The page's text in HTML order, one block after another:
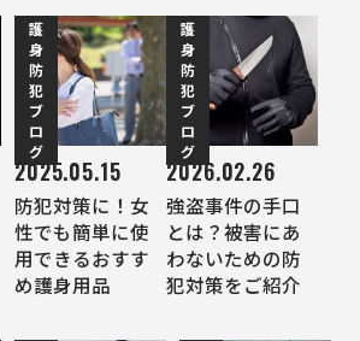
護
身
防
犯
ブ
ロ
グ
2025.05.15
防犯対策に！女
性でも簡単に使
用できるおすす
め護身用品
護
身
防
犯
ブ
ロ
グ
2026.02.26
強盗事件の手口
とは？被害にあ
わないための防
犯対策をご紹介